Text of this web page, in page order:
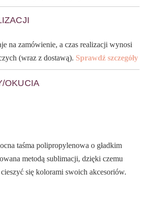
na zamówienie, a czas realizacji wynosi
(wraz z dostawą). Sprawdź szczegóły
OKUCIA
taśma polipropylenowa o gładkim
metodą sublimacji, dzięki czemu
cieszyć się kolorami swoich akcesoriów.